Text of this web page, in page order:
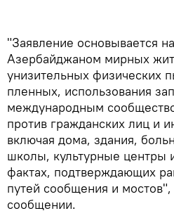
"Заявление основывается
Азербайджаном мирных
унизительных физических
пленных, использования
международным
против гражданских лиц и
включая дома, здания,
школы, культурные центры
фактах, подтверждающих
путей сообщения и мостов",
сообщении.